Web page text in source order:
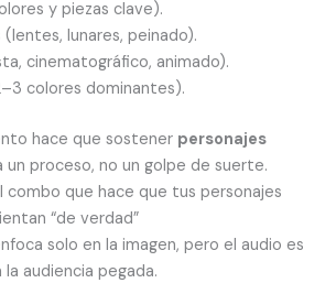
y piezas clave).
lunares, peinado).
cinematográfico, animado).
colores dominantes).
hace que sostener personajes
un proceso, no un golpe de suerte.
combo que hace que tus personajes
“de verdad”
solo en la imagen, pero el audio es
audiencia pegada.